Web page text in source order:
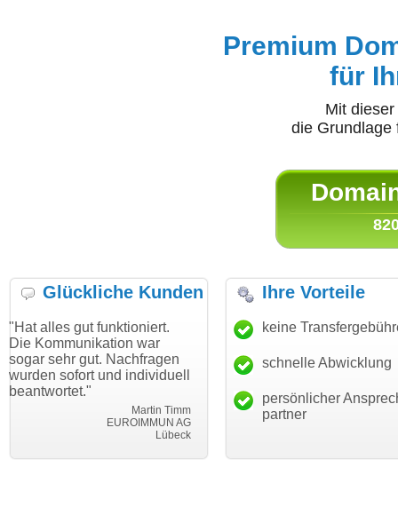
Premium
für
Mit
die
Glückliche Kunden
funktioniert.
war
Nachfragen
und individuell
"Danke für den schnellen
Transfer und guten Service!"
Thomas Schäfer
i can eckert communication GmbH
"Ich bin
haben.
mein
Ihre Vorteile
keine
schnelle Abwicklung
persönlicher
partner